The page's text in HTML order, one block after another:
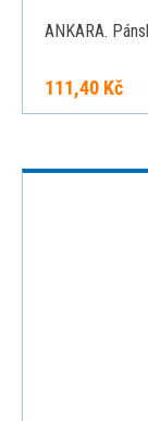
ANKARA.
111,40 Kč